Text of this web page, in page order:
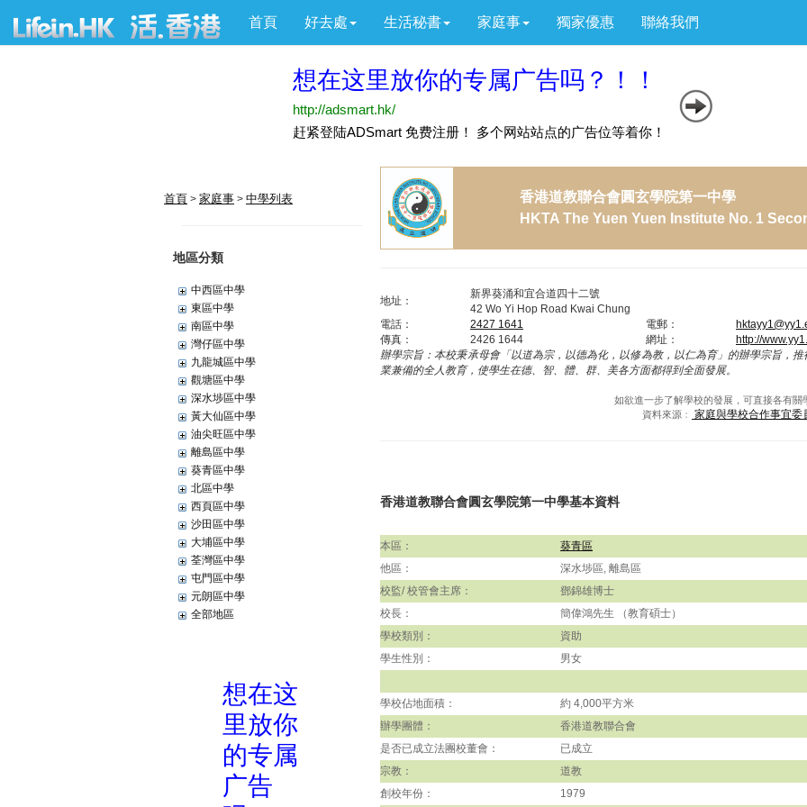
首頁 好去處 生活秘書 家庭事 獨家優惠 聯絡我們
首頁 > 家庭事 > 中學列表
地區分類
中西區中學
東區中學
南區中學
灣仔區中學
九龍城區中學
觀塘區中學
深水埗區中學
黃大仙區中學
油尖旺區中學
離島區中學
葵青區中學
北區中學
西頁區中學
沙田區中學
大埔區中學
荃灣區中學
屯門區中學
元朗區中學
全部地區
香港道教聯合會圓玄學院第一中學
HKTA The Yuen Yuen Institute No. 1
地址：
新界葵涌和宜合道四十二號
42 Wo Yi Hop Road Kwai Chung
電話：
2427 1641 電郵：
傳真：
2426 1644 網址：
http://
辦學宗旨：本校秉承母會「以道為宗，以德為化，以修為教，以仁為育」的辦學宗旨，
業兼備的全人教育，使學生在德、智、體、群、美各方面都得到全面發展。
如欲進一步了解學校的發展，可直接各有關
資料來源﹕
家庭與學校合作事宜委
香港道教聯合會圓玄學院第一中學基本資料
本區：
葵青區
他區：
深水埗區, 離島區
校監/ 校管會主席：
鄧錦雄博士
校長：
簡偉鴻先生 （教育碩士）
學校類別：
資助
學生性別：
男女
學校佔地面積：
約 4,000平方米
辦學團體：
香港道教聯合會
是否已成立法團校董會：
已成立
宗教：
道教
創校年份：
1979